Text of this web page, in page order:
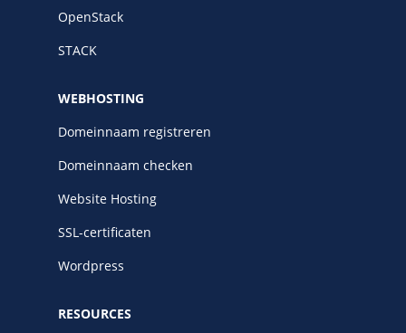
OpenStack
STACK
WEBHOSTING
Domeinnaam registreren
Domeinnaam checken
Website Hosting
SSL-certificaten
Wordpress
RESOURCES